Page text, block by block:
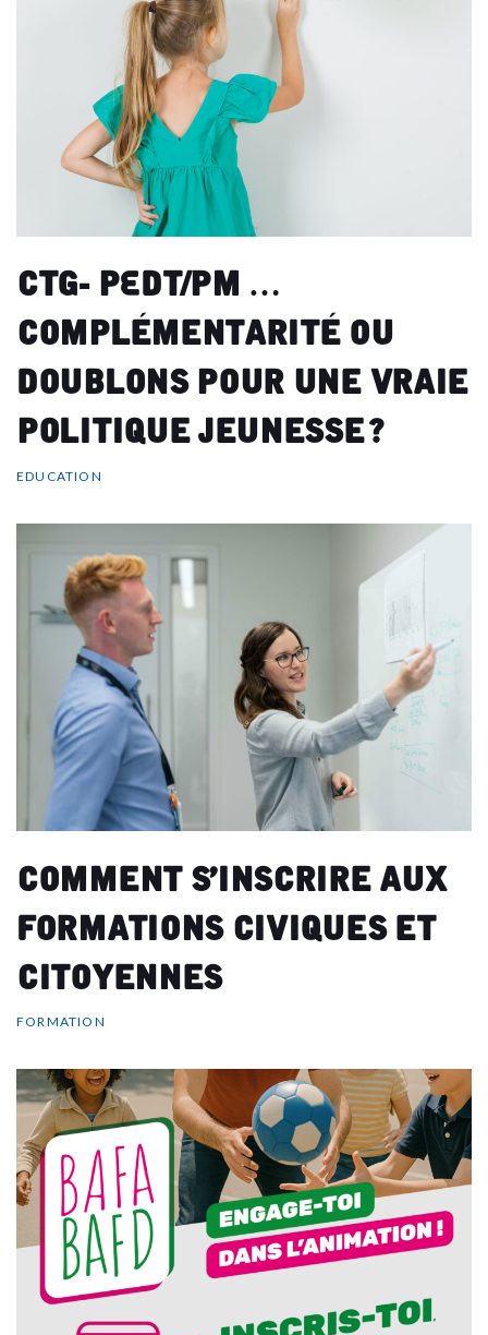
CTG- PEdT/PM …
Complémentarité ou
doublons pour une vraie
politique jeunesse ?
EDUCATION
Comment s’inscrire aux
formations civiques et
citoyennes
FORMATION